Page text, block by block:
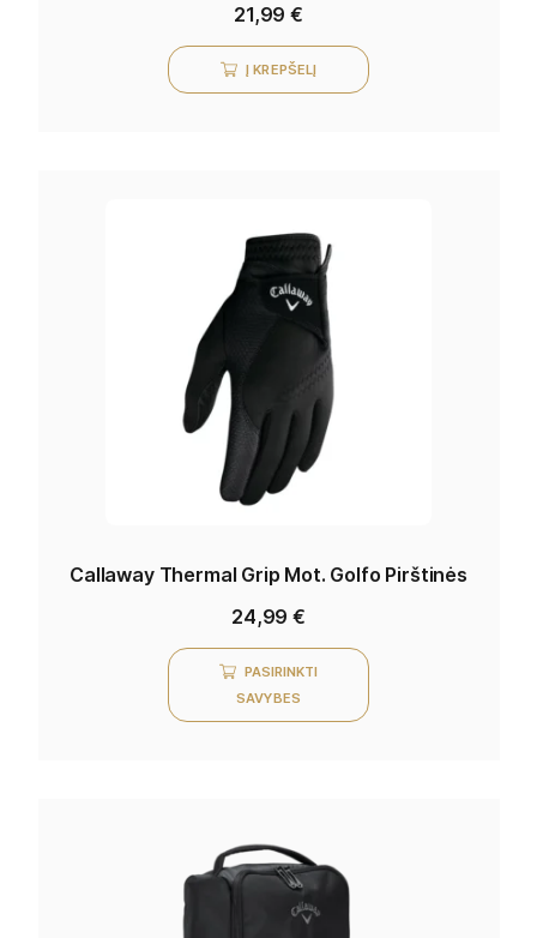
21,99€
Į KREPŠELĮ
Callaway Thermal Grip Mot. Golfo Pirštinės
24,99€
PASIRINKTI
SAVYBES